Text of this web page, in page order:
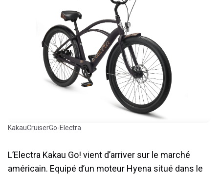
KakauCruiserGo-Electra
L’Electra Kakau Go! vient d’arriver sur le marché
américain. Equipé d’un moteur Hyena situé dans le